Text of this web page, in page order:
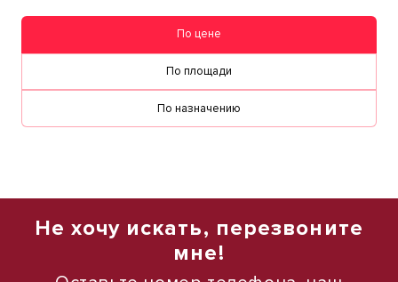
По цене
По площади
По назначению
Не хочу искать, перезвоните
мне!